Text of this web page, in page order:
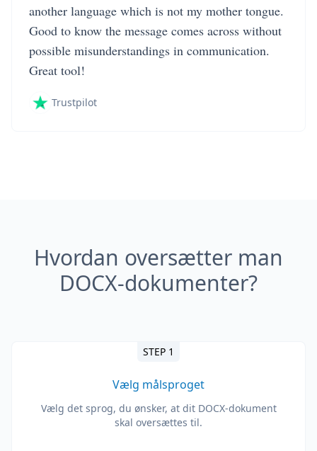
another language which is not my mother tongue.
Good to know the message comes across without
possible misunderstandings in communication.
Great tool!
Trustpilot
Hvordan oversætter man
DOCX-dokumenter?
STEP 1
Vælg målsproget
Vælg det sprog, du ønsker, at dit DOCX-dokument
skal oversættes til.